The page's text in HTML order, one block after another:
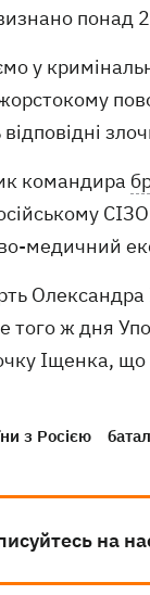
понад
у
командира
медичний
Олександра
того ж дня
Іщенка,
з Росією
на